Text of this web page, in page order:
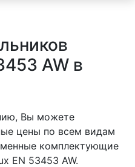
AW в
Вы можете
цены по всем видам
комплектующие
EN 53453 AW.